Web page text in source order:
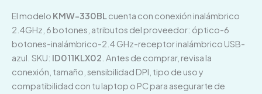
El modelo KMW-330BLcuenta con conexión inalámbrico
2.4GHz, 6 botones, atributos del proveedor: óptico-6
botones-inalámbrico-2.4 GHz-receptor inalámbrico USB-
azul. SKU: ID011KLX02 . Antes de comprar, revisa la
conexión, tamaño, sensibilidad DPI, tipo de uso y
compatibilidad con tu laptop o PC para asegurarte de